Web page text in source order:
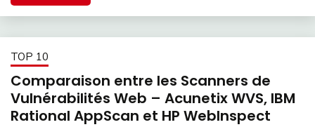
TOP 10
Comparaison entre les Scanners de
Vulnérabilités Web – Acunetix WVS, IBM
Rational AppScan et HP WebInspect